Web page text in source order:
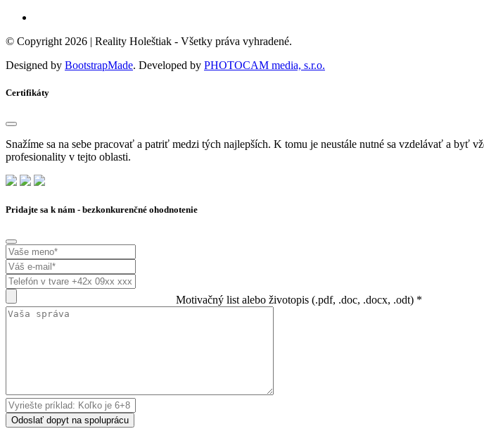
© Copyright 2026 | Reality Holeštiak - Všetky práva vyhradené.
Designed by BootstrapMade. Developed by PHOTOCAM media, s.r.o.
Certifikáty
Snažíme sa na sebe pracovať a patriť medzi tých najlepších. K tomu je neustále nutné sa vzdelávať a
profesionality v tejto oblasti.
Pridajte sa k nám - bezkonkurenčné ohodnotenie
Motivačný list alebo životopis (.pdf, .doc, .docx, .odt) *
Odoslať dopyt na spoluprácu